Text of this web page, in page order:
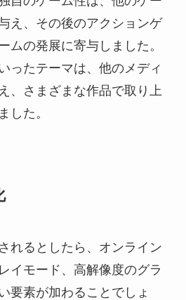
え、その後のアクションゲ
ムの発展に寄与しました。
ったテーマは、他のメディ
、さまざまな作品で取り上
した。
れるとしたら、オンライン
イモード、高解像度のグラ
要素が加わることでしょ